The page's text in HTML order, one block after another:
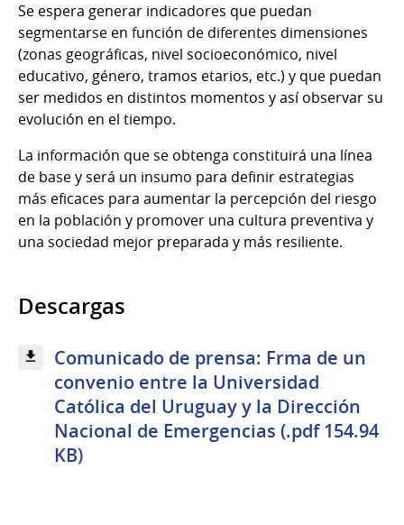
Se espera generar indicadores que puedan
segmentarse en función de diferentes dimensiones
(zonas geográficas, nivel socioeconómico, nivel
educativo, género, tramos etarios, etc.) y que puedan
ser medidos en distintos momentos y así observar su
evolución en el tiempo.
La información que se obtenga constituirá una línea
de base y será un insumo para definir estrategias
más eficaces para aumentar la percepción del riesgo
en la población y promover una cultura preventiva y
una sociedad mejor preparada y más resiliente.
Descargas
Comunicado de prensa: Frma de un
convenio entre la Universidad
Católica del Uruguay y la Dirección
Nacional de Emergencias (.pdf 154.94
KB)